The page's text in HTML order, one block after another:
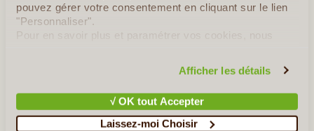
pouvez gérer votre consentement en cliquant sur le lien
"Personnaliser".
Pour en savoir plus et paramétrer vos cookies, nous
Afficher les détails
√ OK tout Accepter
Laissez-moi Choisir
En détail ≻
Autotour en Roumanie Chez l'Habitant
Le Charme de la Roumanie
Séjour dans le Delta du Danube